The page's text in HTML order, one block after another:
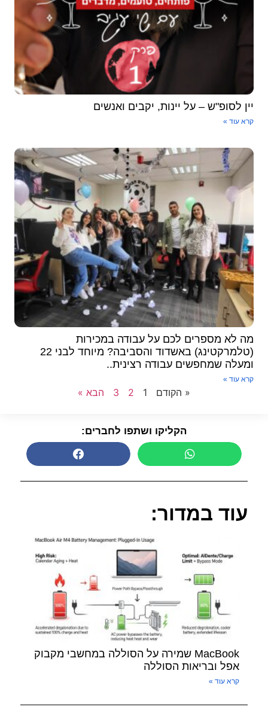
לסופ"ש – על יינות, יקבים ואנשים
עוד »
לא מספרים לכם על עבודה במכירות
(טלמרקטינג) באשדוד והסביבה? מיוחד לבני 22
שמחפשים עבודה רצינית..
עוד »
« הקודם 1
2
3 הבא »
הקליקו ושתפו לחברים:
עוד במדור:
MacBook שמירה על הסוללה במחשבי מקבוק
אפל ובריאות הסוללה
קרא עוד »